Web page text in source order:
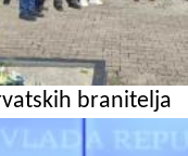
branitelja